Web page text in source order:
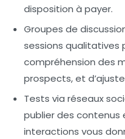
disposition à payer.
Groupes de
sessions qualitatives
compréhension des
prospects, et
Tests via réseaux
publier des contenus
interactions vous